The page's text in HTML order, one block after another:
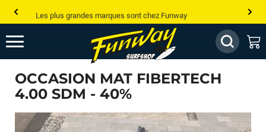
Les plus grandes marques sont chez Funway
Jusqu’à -75% de remise sur le windsurf, wingfoil, etc...
💰 Meilleur prix garanti — Moins cher ailleurs ? On s’aligne !
Besoin de conseils de pro ? Appelle nous !
OCCASION MAT FIBERTECH
4.00 SDM - 40%